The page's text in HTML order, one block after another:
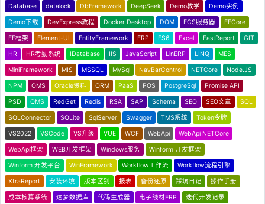
Database datalock DbFramework DeepSeek Demo教学 Demo实例
Demo下载 DevExpress教程 Docker Desktop DOM ECS服务器 EFCore
EF框架 Element-UI EntityFramework ERP ES6 Excel FastReport GIT
HR HR考勤系统 IDatabase IIS JavaScript LinERP LINQ MES
MiniFramework MIS MSSQL MySql NavBarControl NETCore Node.JS
NPM OMS Oracle资料 ORM PaaS POS PostgreSql Promise API
PSD QMS RedGet Redis RSA SAP Schema SEO SEO文章 SQL
SQLConnector SQLite SqlServer Swagger TMS系统 Token令牌
VS2022 VSCode VS升级 VUE WCF WebApi WebApi NETCore
WebApi框架 WEB开发框架 Windows服务 Winform 开发框架
Winform 开发平台 WinFramework Workflow工作流 Workflow流程引擎
XtraReport 安装环境 版本区别 报表 备份还原 踩坑日记 操作手册
成本核算系统 达梦数据库 代码生成器 电子线材ERP 迭代开发记录